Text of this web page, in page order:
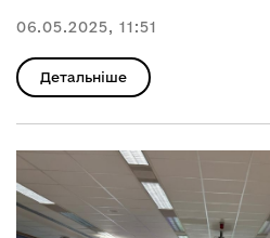
06.05.2025, 11:51
Детальніше